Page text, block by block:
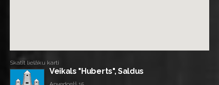
Skatīt lielāku karti
Veikals "Huberts", Saldus